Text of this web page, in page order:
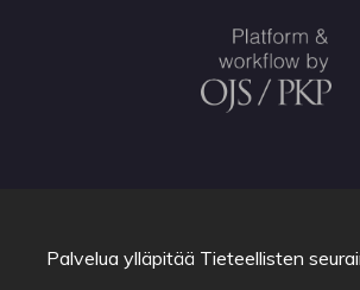
Palvelua ylläpitää Tieteellisten